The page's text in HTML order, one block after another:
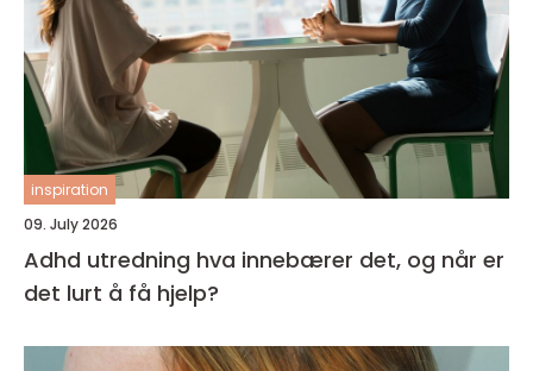
inspiration
09. July 2026
Adhd utredning hva innebærer det, og når er
det lurt å få hjelp?